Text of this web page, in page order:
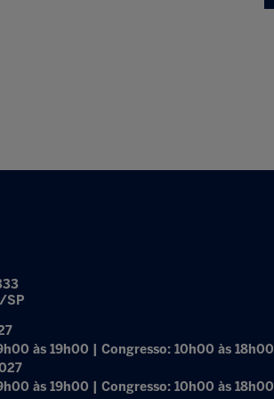
SP
às 19h00 | Congresso: 10h00 às 18h00
às 19h00 | Congresso: 10h00 às 18h00